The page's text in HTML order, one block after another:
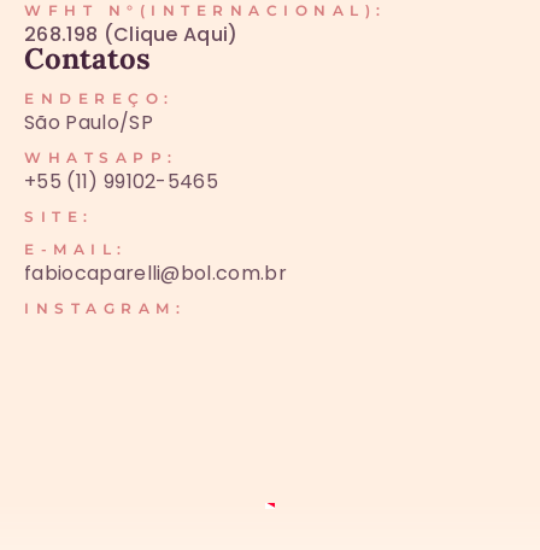
WFHT N°(INTERNACIONAL):
268.198 (Clique Aqui)
Contatos
ENDEREÇO:
São Paulo/SP
WHATSAPP:
+55 (11) 99102-5465
SITE:
E-MAIL:
fabiocaparelli@bol.com.br
INSTAGRAM: